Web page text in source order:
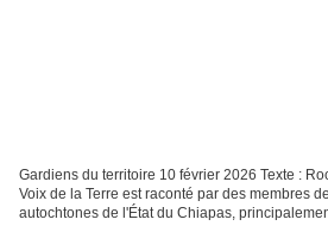
Gardiens du territoire 10 février 2026 Texte :
Voix de la Terre est raconté par des membres
autochtones de l'État du Chiapas,